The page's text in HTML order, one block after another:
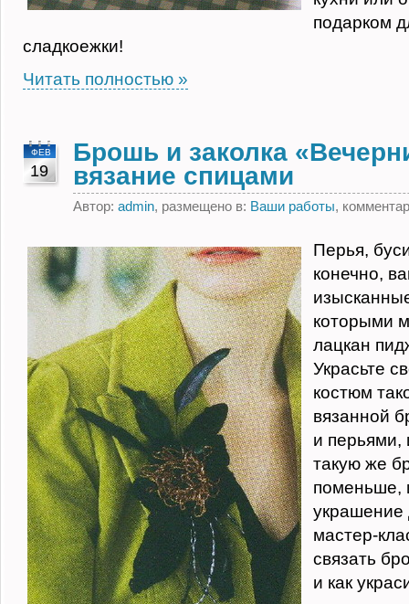
подарком
сладкоежки!
Читать полностью »
ФЕВ
19
Брошь и заколка
вязание спицами
Автор: admin, размещено в: Ваши работы,
Перья,
конечно,
которыми
лацкан
Украсьте
костюм
вязанной
и перьями,
такую же
поменьше,
украшение
мастер-
связать
и как